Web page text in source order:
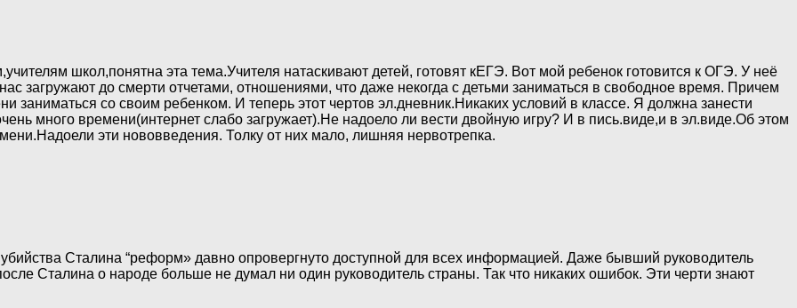
школ,понятна эта тема.Учителя натаскивают детей, готовят кЕГЭ. Вот мой ребенок готовится к ОГЭ. У неё
загружают до смерти отчетами, отношениями, что даже некогда с детьми заниматься в свободное время. Причем
заниматься со своим ребенком. И теперь этот чертов эл.дневник.Никаких условий в классе. Я должна занести
много времени(интернет слабо загружает).Не надоело ли вести двойную игру? И в пись.виде,и в эл.виде.Об этом
эти нововведения. Толку от них мало, лишняя нервотрепка.
Сталина “реформ» давно опровергнуто доступной для всех информацией. Даже бывший руководитель
Сталина о народе больше не думал ни один руководитель страны. Так что никаких ошибок. Эти черти знают